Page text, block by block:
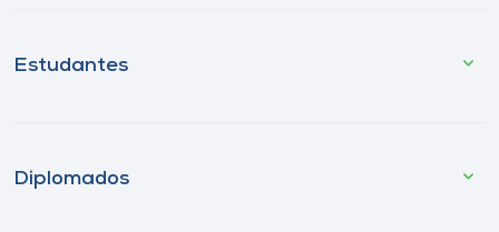
Estudantes
Diplomados